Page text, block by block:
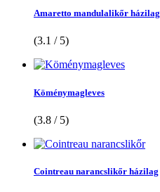
Amaretto mandulalikőr házilag
(3.1 / 5)
Köménymagleves
(3.8 / 5)
Cointreau narancslikőr házilag